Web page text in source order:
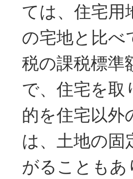
ては、住宅用
の宅地と比べ
税の課税標準
で、住宅を取
的を住宅以外
は、土地の固
がることもあ